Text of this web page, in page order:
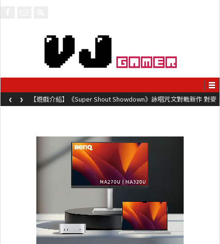
【遊戲介紹】《Super Shout Showdown》詠唱咒文對戰新作 對麥
克風唸咒可自訂咒文越長越強
‹ ›